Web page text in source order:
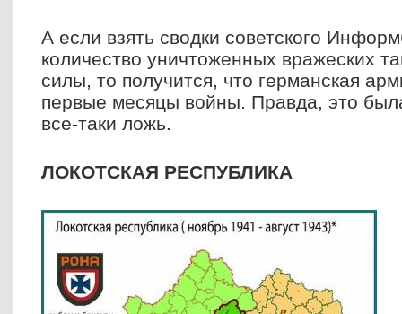
А если взять сводки советского
количество уничтоженных вражеских
силы, то получится, что германская
первые месяцы войны. Правда, это
все-таки ложь.
ЛОКОТСКАЯ РЕСПУБЛИКА